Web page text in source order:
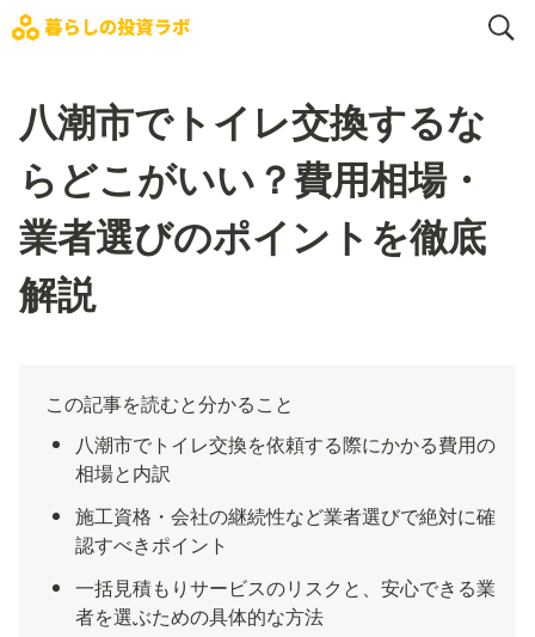
八潮市でトイレ交換するな
らどこがいい？費用相場・
業者選びのポイントを徹底
解説
この記事を読むと分かること
八潮市でトイレ交換を依頼する際にかかる費用の
相場と内訳
施工資格・会社の継続性など業者選びで絶対に確
認すべきポイント
一括見積もりサービスのリスクと、安心できる業
者を選ぶための具体的な方法